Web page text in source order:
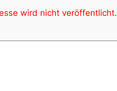
wird nicht veröffentlicht.